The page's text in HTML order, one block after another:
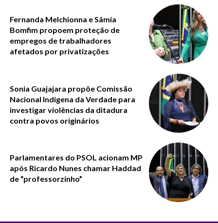
Fernanda Melchionna e Sâmia
Bomfim propoem proteção de
empregos de trabalhadores
afetados por privatizações
Sonia Guajajara propõe Comissão
Nacional Indígena da Verdade para
investigar violências da ditadura
contra povos originários
Parlamentares do PSOL acionam MP
após Ricardo Nunes chamar Haddad
de “professorzinho”